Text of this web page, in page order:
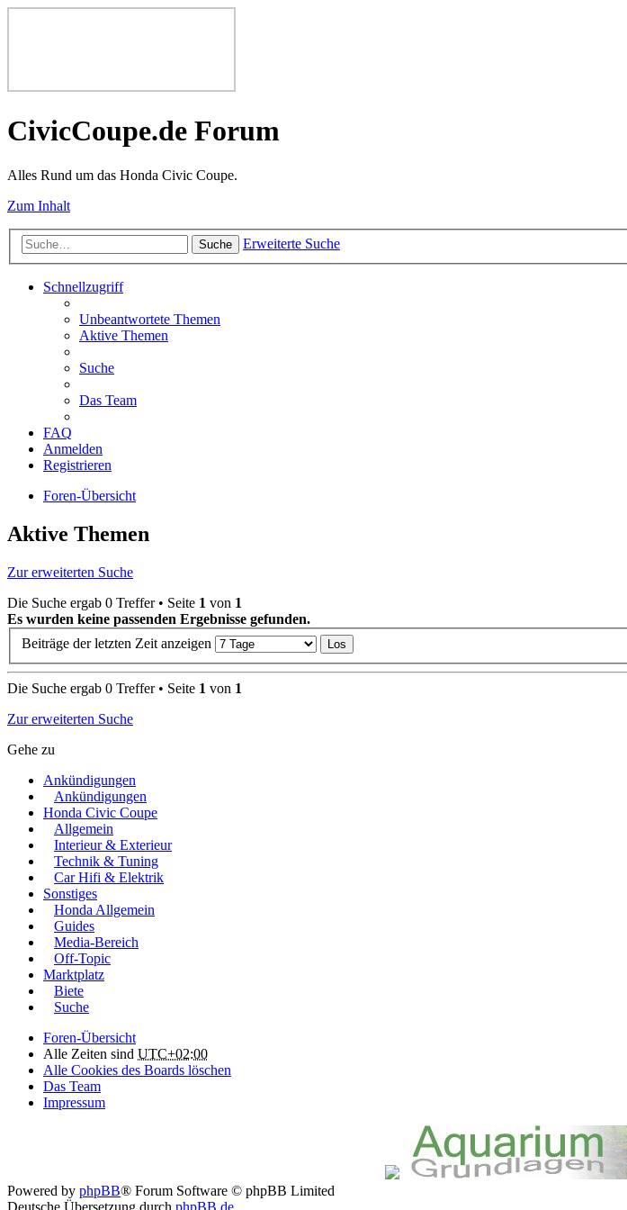
CivicCoupe.de Forum
Alles Rund um das Honda Civic Coupe.
Zum Inhalt
Suche Erweiterte Suche
Schnellzugriff
Unbeantwortete Themen
Aktive Themen
Suche
Das Team
FAQ
Anmelden
Registrieren
Foren-Übersicht
Aktive Themen
Zur erweiterten Suche
Die Suche ergab 0 Treffer • Seite 1 von 1
Es wurden keine passenden Ergebnisse gefunden.
Beiträge der letzten Zeit anzeigen
Die Suche ergab 0 Treffer • Seite 1 von 1
Zur erweiterten Suche
Gehe zu
Ankündigungen
Ankündigungen
Honda Civic Coupe
Allgemein
Interieur & Exterieur
Technik & Tuning
Car Hifi & Elektrik
Sonstiges
Honda Allgemein
Guides
Media-Bereich
Off-Topic
Marktplatz
Biete
Suche
Foren-Übersicht
Alle Zeiten sind UTC+02:00
Alle Cookies des Boards löschen
Das Team
Impressum
Powered by phpBB® Forum Software © phpBB Limited
Deutsche Übersetzung durch phpBB.de